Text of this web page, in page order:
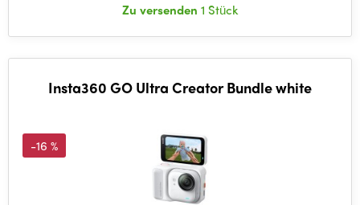
Zu versenden 1 Stück
Insta360 GO Ultra Creator Bundle white
-16 %